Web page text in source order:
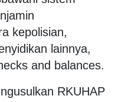
kepolisian,
lainnya,
and balances.
RKUHAP